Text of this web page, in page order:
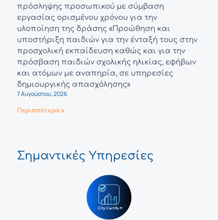
πρόσληψης προσωπικού με σύμβαση
εργασίας ορισμένου χρόνου για την
υλοποίηση της δράσης «Προώθηση και
υποστήριξη παιδιών για την ένταξή τους στην
προσχολική εκπαίδευση καθώς και για την
πρόσβαση παιδιών σχολικής ηλικίας, εφήβων
και ατόμων με αναπηρία, σε υπηρεσίες
δημιουργικής απασχόλησης»
7 Αυγούστου, 2026
Περισσότερα »
Σημαντικές Υπηρεσίες